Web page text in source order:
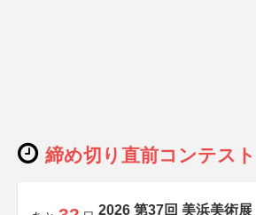
締め切り直前コンテスト
2026 第37回 美浜美術展